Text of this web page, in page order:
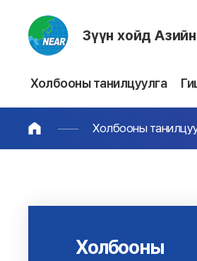
Зүүн хойд
Холбооны танилцуулга
Холбооны
Холбооны